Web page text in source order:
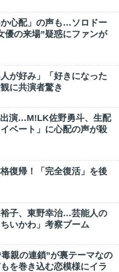
か心配」の声も…ソロドー
優の来場”疑惑にファンが
が好み」「好きになった
に共演者驚き
演…M!LK佐野勇斗、生配
ベート」に心配の声が殺
復帰！「完全復活」を後
裕子、東野幸治…芸能人の
いかわ」考察ブーム
毒親の連鎖”が裏テーマなの
を巻き込む恋模様にイラ